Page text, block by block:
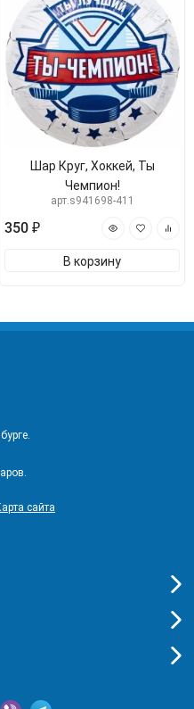
Шар Круг, Хоккей, Ты
Чемпион!
арт.s941698-411
350 ₽
В корзину
сайта